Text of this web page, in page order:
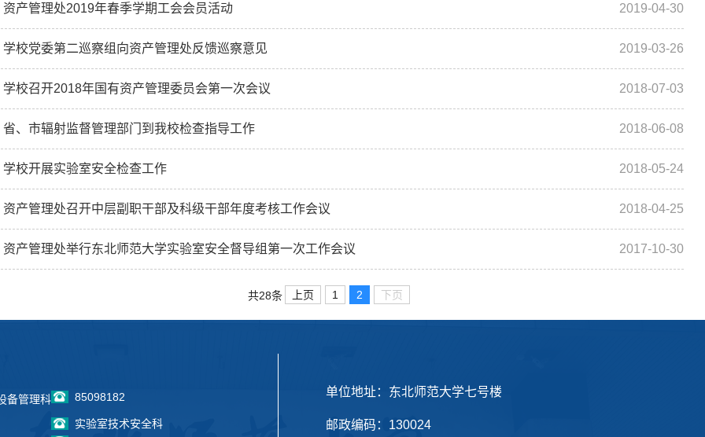
资产管理处2019年春季学期工会会员活动 2019-04-30
学校党委第二巡察组向资产管理处反馈巡察意见 2019-03-26
学校召开2018年国有资产管理委员会第一次会议 2018-07-03
省、市辐射监督管理部门到我校检查指导工作 2018-06-08
学校开展实验室安全检查工作 2018-05-24
资产管理处召开中层副职干部及科级干部年度考核工作会议 2018-04-25
资产管理处举行东北师范大学实验室安全督导组第一次工作会议 2017-10-30
共28条 上页 1 2 下页
备管理科 85098182
实验室技术安全科
单位地址：东北师范大学七号楼
邮政编码：130024